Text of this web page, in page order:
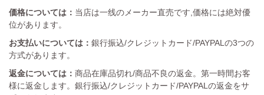
価格については： 当店は一线のメーカー直売です,価格には絶対優
位があります。
お支払いについては： 銀行振込/クレジットカード/PAYPALの3つの
方式があります。
返金については： 商品在庫品切れ/商品不良の返金。第一時間お客
様に返金します。銀行振込/クレジットカード/PAYPALの返金をサ